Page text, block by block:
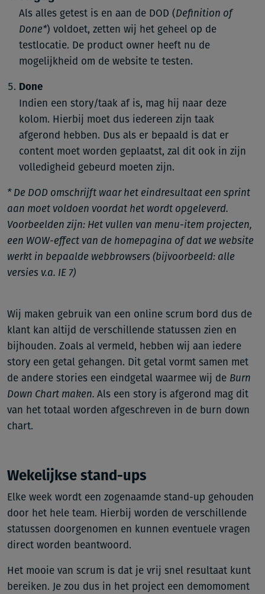
Als alles getest is en aan de DOD (Definition of
Done*) voldoet, zetten wij het geheel op de
testlocatie. De product owner heeft nu de
mogelijkheid om de website te testen.
Done
Indien een story/taak af is, mag hij naar deze
kolom. Hierbij moet dus iedereen zijn taak
afgerond hebben. Dus als er bepaald is dat er
content moet worden geplaatst, zal dit ook in zijn
volledigheid gebeurd moeten zijn.
* De DOD omschrijft waar het eindresultaat een sprint
aan moet voldoen voordat het wordt opgeleverd.
Voorbeelden zijn: Het vullen van menu-item projecten,
een WOW-effect van de homepagina of dat we website
werkt in bepaalde webbrowsers (bijvoorbeeld: alle
versies v.a. IE 7)
Wij maken gebruik van een online scrum bord dus de
klant kan altijd de verschillende statussen zien en
bijhouden. Zoals al vermeld, hebben wij aan iedere
story een getal gehangen. Dit getal vormt samen met
de andere stories een eindgetal waarmee wij de Burn
Down Chart maken. Als een story is afgerond mag dit
van het totaal worden afgeschreven in de burn down
chart.
Wekelijkse stand-ups
Elke week wordt een zogenaamde stand-up gehouden
door het hele team. Hierbij worden de verschillende
statussen doorgenomen en kunnen eventuele vragen
direct worden beantwoord.
Het mooie van scrum is dat je vrij snel resultaat kunt
bereiken. Je zou dus in het project een demomoment